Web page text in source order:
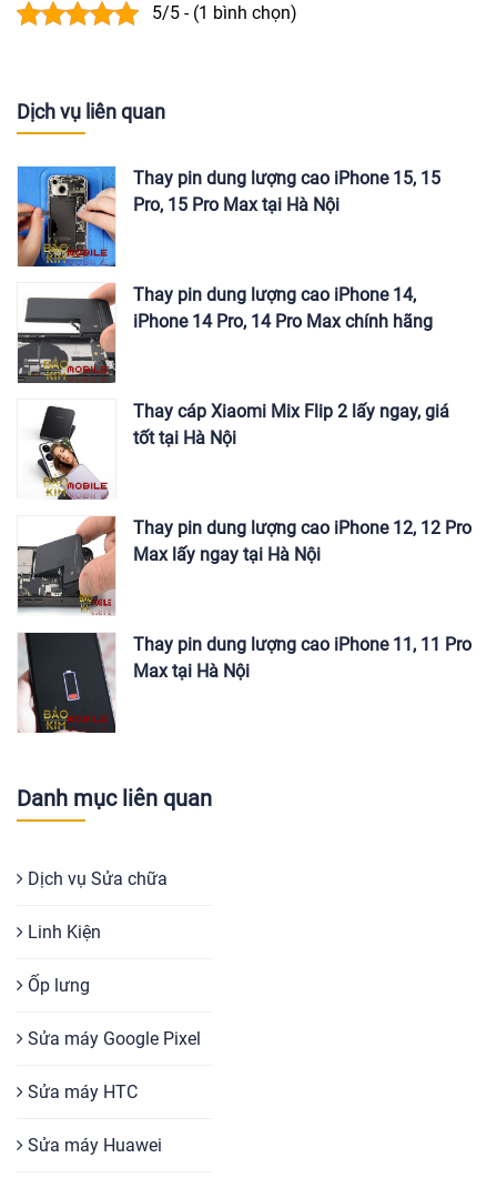
5/5 - (1 bình chọn)
Dịch vụ liên quan
Thay pin dung lượng cao iPhone 15, 15
Pro, 15 Pro Max tại Hà Nội
Thay pin dung lượng cao iPhone 14,
iPhone 14 Pro, 14 Pro Max chính hãng
Thay cáp Xiaomi Mix Flip 2 lấy ngay, giá
tốt tại Hà Nội
Thay pin dung lượng cao iPhone 12, 12 Pro
Max lấy ngay tại Hà Nội
Thay pin dung lượng cao iPhone 11, 11 Pro
Max tại Hà Nội
Danh mục liên quan
Dịch vụ Sửa chữa
Linh Kiện
Ốp lưng
Sửa máy Google Pixel
Sửa máy HTC
Sửa máy Huawei